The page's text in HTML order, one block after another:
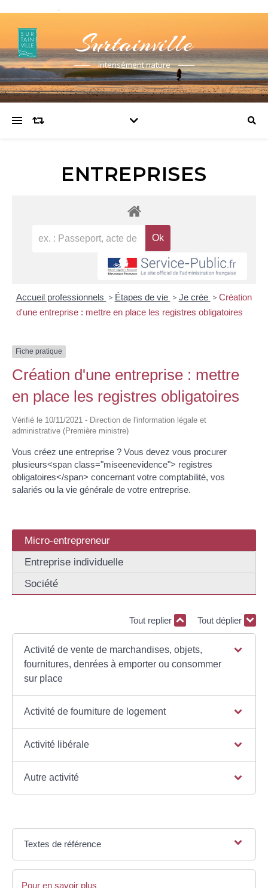
Surtainville
Intensément nature
ENTREPRISES
Accueil professionnels > Étapes de vie > Je crée > Création
d'une entreprise : mettre en place les registres obligatoires
Fiche pratique
Création d'une entreprise : mettre
en place les registres obligatoires
Vérifié le 10/11/2021 - Direction de l'information légale et
administrative (Première ministre)
Vous créez une entreprise ? Vous devez vous procurer
plusieurs<span class="miseenevidence"> registres
obligatoires</span> concernant votre comptabilité, vos
salariés ou la vie générale de votre entreprise.
Micro-entrepreneur
Entreprise individuelle
Société
Tout replier Tout déplier
Activité de vente de marchandises, objets,
fournitures, denrées à emporter ou consommer
sur place
Activité de fourniture de logement
Activité libérale
Autre activité
Textes de référence
Pour en savoir plus